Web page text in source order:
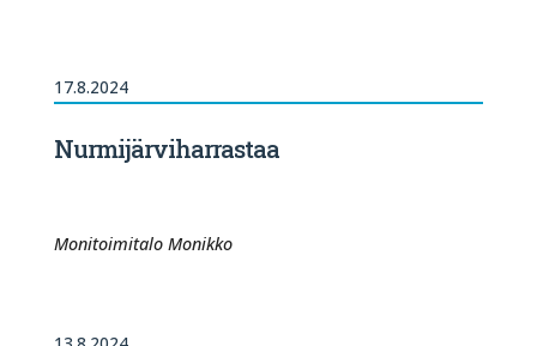
17.8.2024
Nurmijärviharrastaa
Monitoimitalo Monikko